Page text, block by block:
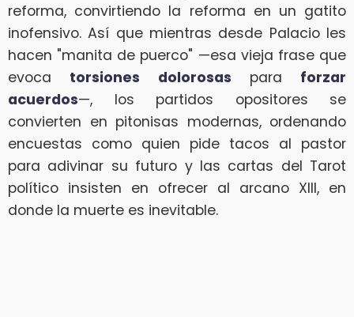
reforma, convirtiendo la reforma en un gatito
inofensivo. Así que mientras desde Palacio les
hacen "manita de puerco" —esa vieja frase que
evoca torsiones dolorosas para forzar
acuerdos—, los partidos opositores se
convierten en pitonisas modernas, ordenando
encuestas como quien pide tacos al pastor
para adivinar su futuro y las cartas del Tarot
político insisten en ofrecer al arcano XIII, en
donde la muerte es inevitable.